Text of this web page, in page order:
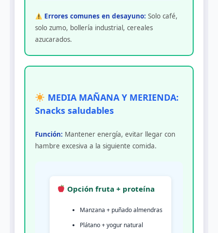
Errores comunes en desayuno: Solo café,
solo zumo, bollería industrial, cereales
azucarados.
MEDIA MAÑANA Y MERIENDA:
Snacks saludables
Función: Mantener energía, evitar llegar con
hambre excesiva a la siguiente comida.
Opción fruta + proteína
Manzana + puñado almendras
Plátano + yogur natural